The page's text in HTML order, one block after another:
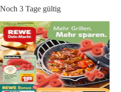
Noch 3 Tage gültig